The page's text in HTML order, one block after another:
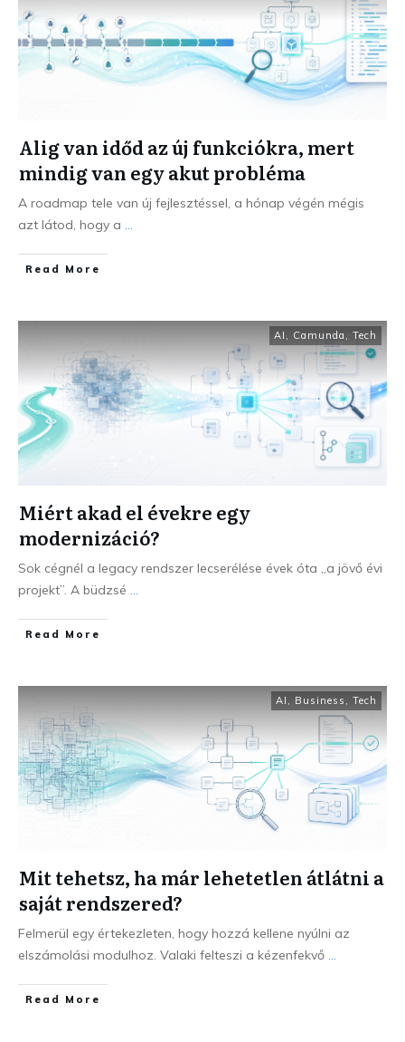
Alig van időd az új funkciókra, mert
mindig van egy akut probléma
A roadmap tele van új fejlesztéssel, a hónap végén mégis
azt látod, hogy a ...
Read More
AI Camunda Tech
Miért akad el évekre egy
modernizáció?
Sok cégnél a legacy rendszer lecserélése évek óta „a jövő évi
projekt”. A büdzsé ...
Read More
AI Business Tech
Mit tehetsz, ha már lehetetlen átlátni a
saját rendszered?
Felmerül egy értekezleten, hogy hozzá kellene nyúlni az
elszámolási modulhoz. Valaki felteszi a kézenfekvő ...
Read More